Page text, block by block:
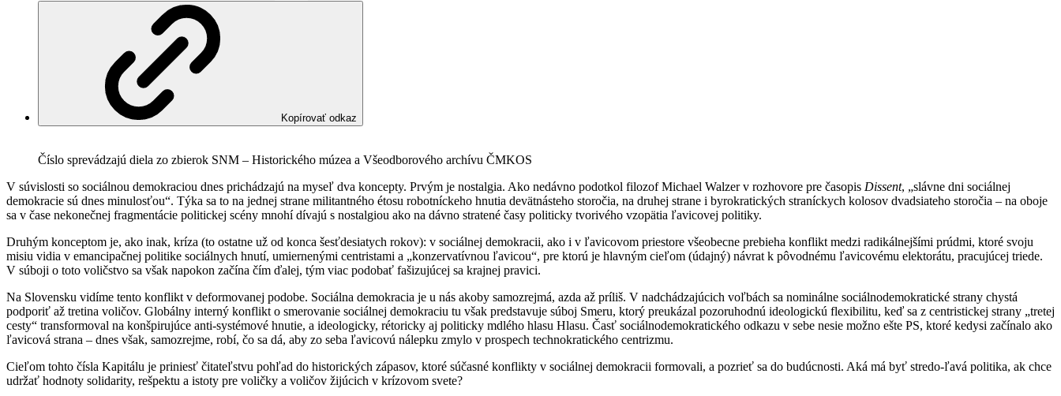
Kopírovať odkaz
Číslo sprevádzajú diela zo zbierok SNM – Historického múzea a Všeodborového archívu ČMKOS
V súvislosti so sociálnou demokraciou dnes prichádzajú na myseľ dva koncepty. Prvým je nostalgia. Ako nedávno podotkol filozof Michael Walzer v rozhovore pre časopis Dissent, „slávne dni sociálnej
demokracie sú dnes minulosťou“. Týka sa to na jednej strane militantného étosu robotníckeho hnutia devätnásteho storočia, na druhej strane i byrokratických straníckych kolosov dvadsiateho storočia – na oboje
sa v čase nekonečnej fragmentácie politickej scény mnohí dívajú s nostalgiou ako na dávno stratené časy politicky tvorivého vzopätia ľavicovej politiky.
Druhým konceptom je, ako inak, kríza (to ostatne už od konca šesťdesiatych rokov): v sociálnej demokracii, ako i v ľavicovom priestore všeobecne prebieha konflikt medzi radikálnejšími prúdmi, ktoré svoju
misiu vidia v emancipačnej politike sociálnych hnutí, umiernenými centristami a „konzervatívnou ľavicou“, pre ktorú je hlavným cieľom (údajný) návrat k pôvodnému ľavicovému elektorátu, pracujúcej triede.
V súboji o toto voličstvo sa však napokon začína čím ďalej, tým viac podobať fašizujúcej sa krajnej pravici.
Na Slovensku vidíme tento konflikt v deformovanej podobe. Sociálna demokracia je u nás akoby samozrejmá, azda až príliš. V nadchádzajúcich voľbách sa nominálne sociálnodemokratické strany chystá
podporiť až tretina voličov. Globálny interný konflikt o smerovanie sociálnej demokraciu tu však predstavuje súboj Smeru, ktorý preukázal pozoruhodnú ideologickú flexibilitu, keď sa z centristickej strany „tretej
cesty“ transformoval na konšpirujúce anti-systémové hnutie, a ideologicky, rétoricky aj politicky mdlého hlasu Hlasu. Časť sociálnodemokratického odkazu v sebe nesie možno ešte PS, ktoré kedysi začínalo ako
ľavicová strana – dnes však, samozrejme, robí, čo sa dá, aby zo seba ľavicovú nálepku zmylo v prospech technokratického centrizmu.
Cieľom tohto čísla Kapitálu je priniesť čitateľstvu pohľad do historických zápasov, ktoré súčasné konflikty v sociálnej demokracii formovali, a pozrieť sa do budúcnosti. Aká má byť stredo-ľavá politika, ak chce
udržať hodnoty solidarity, rešpektu a istoty pre voličky a voličov žijúcich v krízovom svete?